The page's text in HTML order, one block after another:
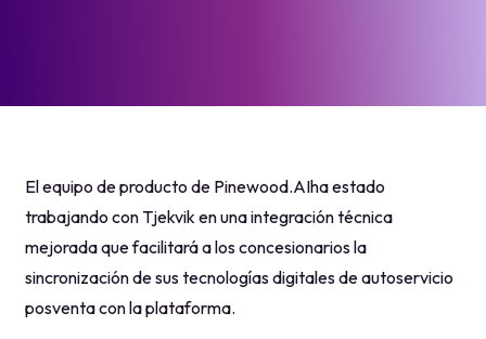
El equipo de producto de Pinewood.AIha estado
trabajando con Tjekvik en una integración técnica
mejorada que facilitará a los concesionarios la
sincronización de sus tecnologías digitales de autoservicio
posventa con la plataforma.